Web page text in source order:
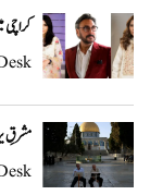
کراچی
مشرقِ